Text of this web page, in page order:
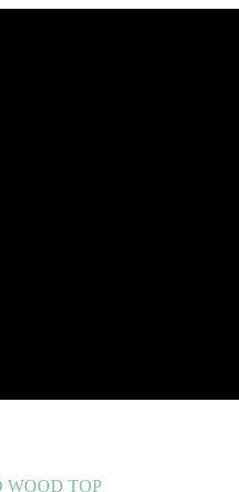
WOOD TOP